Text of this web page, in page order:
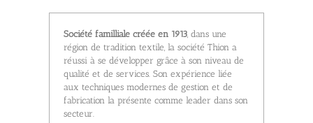
Société familliale créée en 1913, dans une
région de tradition textile, la société Thion a
réussi à se développer grâce à son niveau de
qualité et de services. Son expérience liée
aux techniques modernes de gestion et de
fabrication la présente comme leader dans son
secteur.